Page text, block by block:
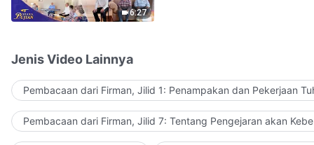
6:27
Jenis Video Lainnya
Pembacaan dari Firman, Jilid 1: Penampakan dan Pekerjaan
Pembacaan dari Firman, Jilid 7: Tentang Pengejaran akan